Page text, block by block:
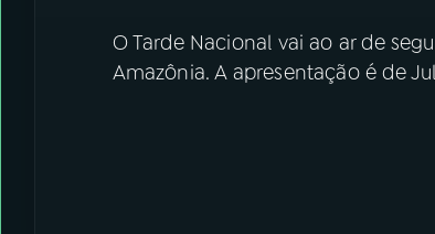
O Tarde Nacional vai ao ar de
Amazônia. A apresentação é de